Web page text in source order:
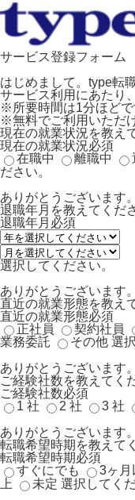
サービス登録フォーム
はじめまして。type転
サービス利用にあたり
※所要時間は1分ほどで
※無料でご利用いただ
現在の就業状況を教え
現在の就業状況必須
在職中
離職中
ださい。
ありがとうございます。
退職年月を教えてくだ
退職年月 必須
選択してください。
ありがとうございます。
直近の就業形態を教え
直近の就業形態必須
正社員
契約社員
業務委託
その他 選
ありがとうございます。
ご経験社数を教えてく
ご経験社数必須
1 社
2 社 3 社
ありがとうございます。
転職希望時期を教えて
転職希望時期必須
すぐにでも
3ヶ月
上
未定 選択してくだ